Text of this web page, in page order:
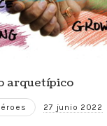
arquetípico
27 junio 2022